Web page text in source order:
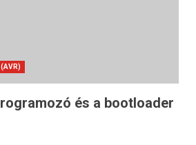
és a bootloader